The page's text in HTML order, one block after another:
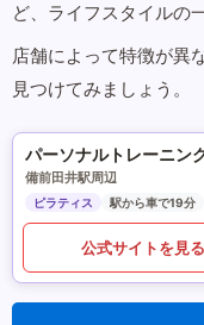
ど、ライフスタイルの
店舗によって特徴が異
見つけてみましょう。
パーソナルトレーニン
備前田井駅周辺
ピラティス 駅から車で19分
公式サイトを見る